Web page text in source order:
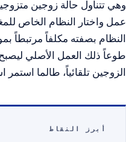
طوعاً ذلك العمل الأصلي
الزوجين تلقائياً، طالما
أبرز النقاط